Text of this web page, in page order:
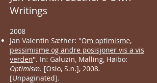
Writings
2008
Jan Valentin Sæther: "Om optimisme,
pessimisme og andre posisjoner vis a vis
verden". In: Galuzin, Malling, Høibo:
Optimism. [Oslo, S.n.], 2008.
[Unpaginated].